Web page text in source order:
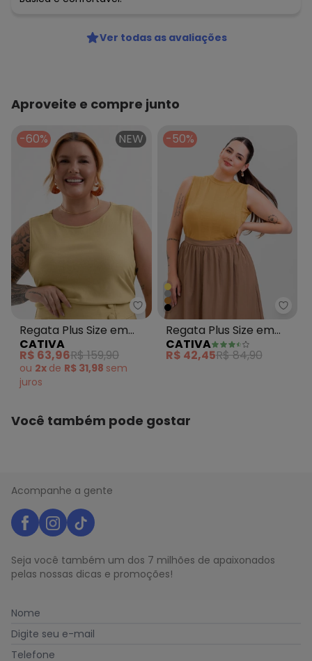
Ver todas as avaliações
Aproveite e compre junto
-60% NEW
Cativa - Regata Plus Size em
Regata Plus Size em
Tecido com Linho
Amarelo
CATIVA
R$ 63,96R$ 159,90
ou 2x de R$ 31,98 sem
juros
-50%
Regata Plus Size em
Canelado Amarelo
CATIVA
R$ 42,45R$ 84,90
Você também pode gostar
Acompanhe a gente
Seja você também um dos 7 milhões de apaixonados
pelas nossas dicas e promoções!
Nome
Digite seu e-mail
Telefone